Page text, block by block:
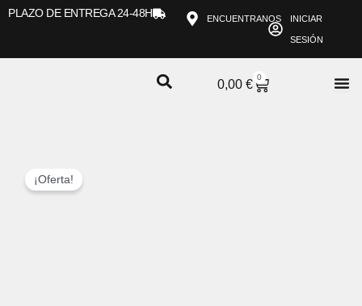
PLAZO DE ENTREGA 24-48H ENCUENTRANOS INICIAR
SESIÓN
0,00€
0
CARRITO
¡Oferta!